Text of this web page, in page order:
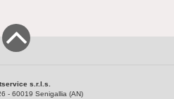
s.r.l.s.
- 60019 Senigallia (AN)